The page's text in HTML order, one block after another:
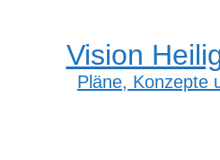
Vision
Pläne, Konzepte